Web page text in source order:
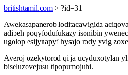
britishtamil.com > ?id=31
Awekasapanerob loditacawigida
adipeh poqyfodufukazy isonibin
ugolop esijynapyf hysajo rody yvig
Averoj ozekytorod qi ja ucyduxotylan
biseluzovejusu tipopumojuhi.